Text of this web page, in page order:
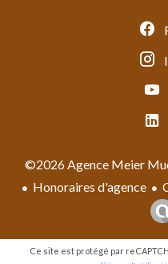
©2026 Agence Meier
Honoraires d'agence
Ce site est protégé par